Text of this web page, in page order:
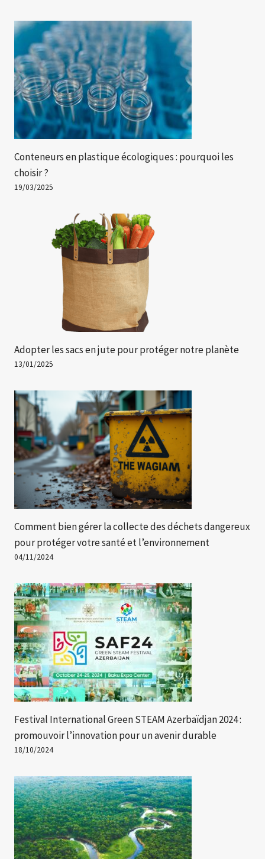
Conteneurs en plastique écologiques : pourquoi les
choisir ?
19/03/2025
Adopter les sacs en jute pour protéger notre planète
13/01/2025
Comment bien gérer la collecte des déchets dangereux
pour protéger votre santé et l’environnement
04/11/2024
Festival International Green STEAM Azerbaïdjan 2024 :
promouvoir l’innovation pour un avenir durable
18/10/2024